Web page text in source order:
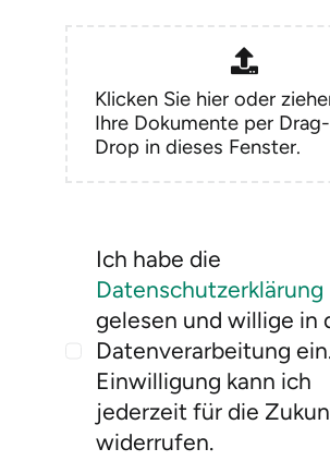
Klicken Sie hier oder
Ihre Dokumente per
Drop in dieses Fenster.
Ich habe die
Datenschutzerklärung
gelesen und willige in
Datenverarbeitung
Einwilligung kann ich
jederzeit für die
widerrufen.